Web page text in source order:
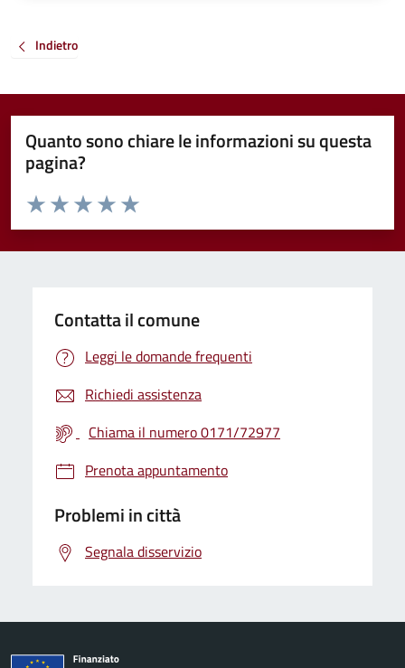
Indietro
Quanto sono chiare le informazioni su questa
pagina?
Valuta da 1 a 5 stelle la pagina
Valuta 5 stelle su 5
Valuta 4 stelle su 5
Valuta 3 stelle su 5
Valuta 2 stelle su 5
Valuta 1 stelle su 5
Contatta il comune
Leggi le domande frequenti
Richiedi assistenza
Chiama il numero 0171/72977
Prenota appuntamento
Problemi in città
Segnala disservizio